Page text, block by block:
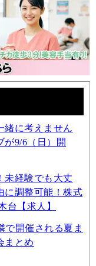
緒に考えません
が9/6（日）開
未経験でも大丈
に調整可能！株式
台【求人】
で開催される夏ま
まとめ